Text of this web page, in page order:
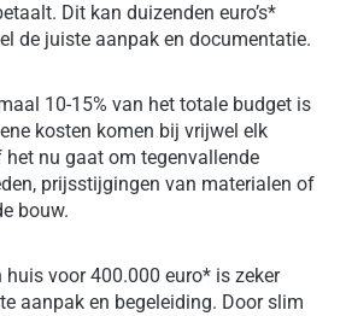
Dit kan duizenden euro’s*
de juiste aanpak en documentatie.
10-15% van het totale budget is
kosten komen bij vrijwel elk
het nu gaat om tegenvallende
prijsstijgingen van materialen of
bouw.
huis voor 400.000 euro* is zeker
aanpak en begeleiding. Door slim